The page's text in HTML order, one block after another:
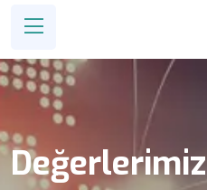
Değerlerimiz